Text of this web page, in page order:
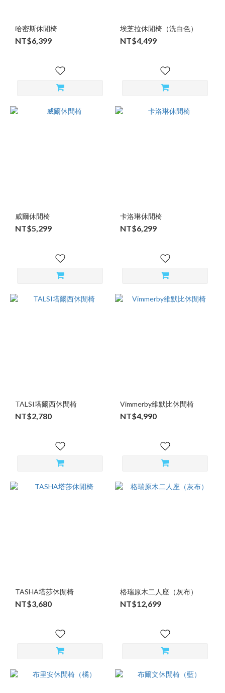
哈密斯休閒椅
NT$6,399
埃芝拉休閒椅（洗白色）
NT$4,499
威爾休閒椅
NT$5,299
卡洛琳休閒椅
NT$6,299
TALSI塔爾西休閒椅
NT$2,780
Vimmerby維默比休閒椅
NT$4,990
TASHA塔莎休閒椅
NT$3,680
格瑞原木二人座（灰布）
NT$12,699